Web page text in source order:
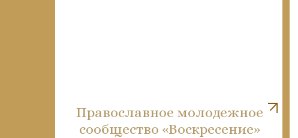
Православное молодежное
сообщество «Воскресение»